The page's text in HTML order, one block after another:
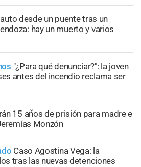
desde un puente tras un
hay un muerto y varios
"¿Para qué denunciar?": la joven
antes del incendio reclama ser
15 años de prisión para madre e
Monzón
Caso Agostina Vega: la
tras las nuevas detenciones